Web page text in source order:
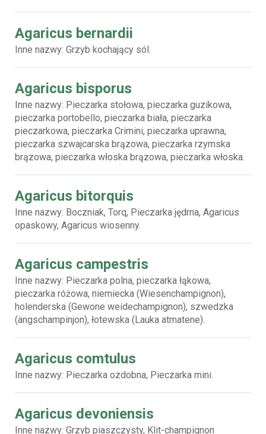
Agaricus bernardii
Inne nazwy: Grzyb kochający sól.
Agaricus bisporus
Inne nazwy: Pieczarka stołowa, pieczarka guzikowa,
pieczarka portobello, pieczarka biała, pieczarka
pieczarkowa, pieczarka Crimini, pieczarka uprawna,
pieczarka szwajcarska brązowa, pieczarka rzymska
brązowa, pieczarka włoska brązowa, pieczarka włoska.
Agaricus bitorquis
Inne nazwy: Boczniak, Torq, Pieczarka jędrna, Agaricus
opaskowy, Agaricus wiosenny.
Agaricus campestris
Inne nazwy: Pieczarka polna, pieczarka łąkowa,
pieczarka różowa, niemiecka (Wiesenchampignon),
holenderska (Gewone weidechampignon), szwedzka
(ängschampinjon), łotewska (Lauka atmatene).
Agaricus comtulus
Inne nazwy: Pieczarka ozdobna, Pieczarka mini.
Agaricus devoniensis
Inne nazwy: Grzyb piaszczysty, Klit-champignon